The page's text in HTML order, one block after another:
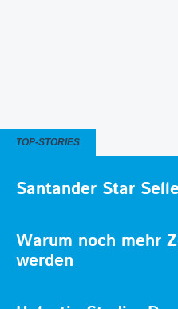
TOP-STORIES
Santander Star
Warum noch mehr
werden